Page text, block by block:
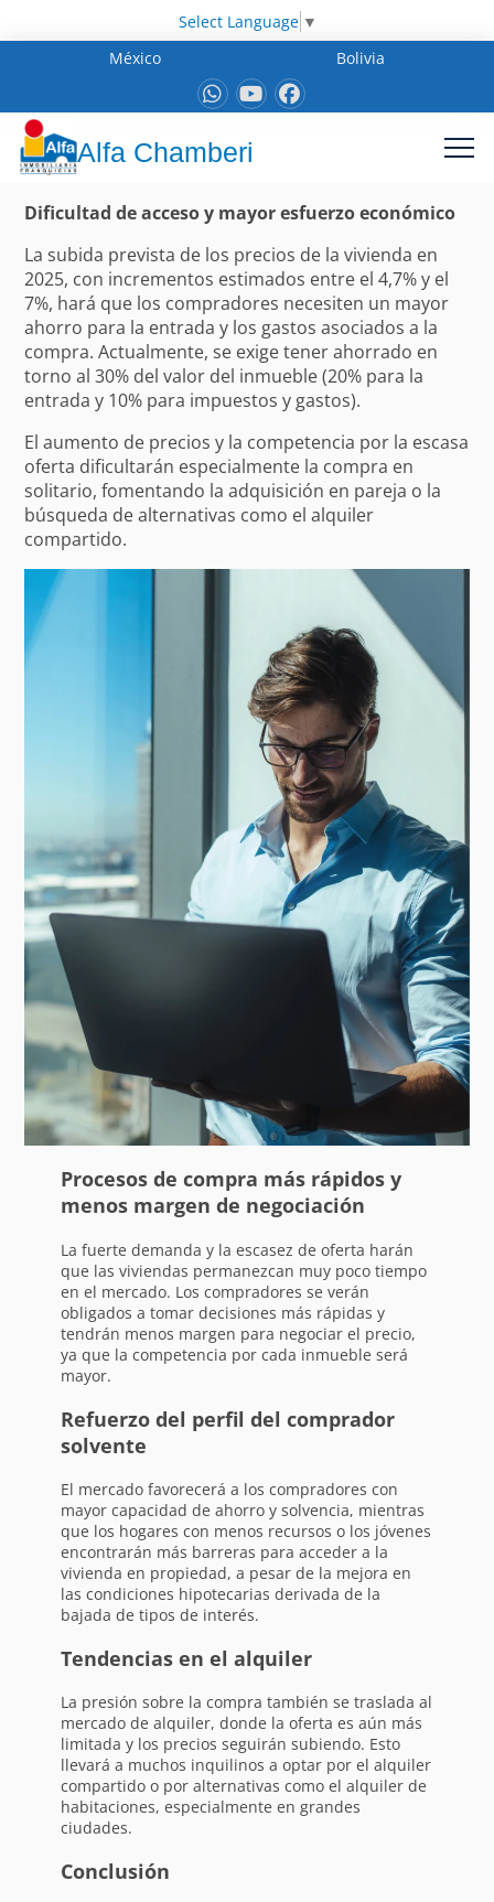
Select Language ▼
México
Bolivia
Alfa Chamberi
Dificultad de acceso y mayor esfuerzo económico
La subida prevista de los precios de la vivienda en
2025, con incrementos estimados entre el 4,7% y el
7%, hará que los compradores necesiten un mayor
ahorro para la entrada y los gastos asociados a la
compra. Actualmente, se exige tener ahorrado en
torno al 30% del valor del inmueble (20% para la
entrada y 10% para impuestos y gastos).
El aumento de precios y la competencia por la escasa
oferta dificultarán especialmente la compra en
solitario, fomentando la adquisición en pareja o la
búsqueda de alternativas como el alquiler
compartido.
Procesos de compra más rápidos y
menos margen de negociación
La fuerte demanda y la escasez de oferta harán
que las viviendas permanezcan muy poco tiempo
en el mercado. Los compradores se verán
obligados a tomar decisiones más rápidas y
tendrán menos margen para negociar el precio,
ya que la competencia por cada inmueble será
mayor.
Refuerzo del perfil del comprador
solvente
El mercado favorecerá a los compradores con
mayor capacidad de ahorro y solvencia, mientras
que los hogares con menos recursos o los jóvenes
encontrarán más barreras para acceder a la
vivienda en propiedad, a pesar de la mejora en
las condiciones hipotecarias derivada de la
bajada de tipos de interés.
Tendencias en el alquiler
La presión sobre la compra también se traslada al
mercado de alquiler, donde la oferta es aún más
limitada y los precios seguirán subiendo. Esto
llevará a muchos inquilinos a optar por el alquiler
compartido o por alternativas como el alquiler de
habitaciones, especialmente en grandes
ciudades.
Conclusión